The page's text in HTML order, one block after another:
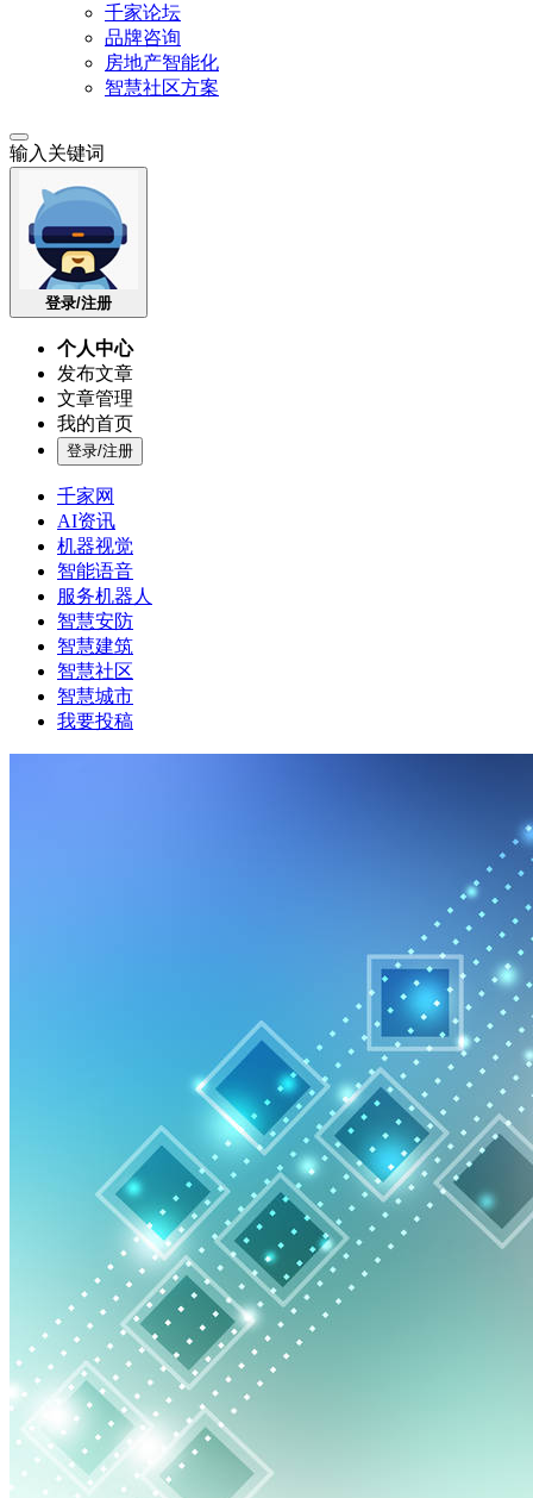
千家论坛
品牌咨询
房地产智能化
智慧社区方案
输入关键词
登录/注册
个人中心
发布文章
文章管理
我的首页
登录/注册
千家网
AI资讯
机器视觉
智能语音
服务机器人
智慧安防
智慧建筑
智慧社区
智慧城市
我要投稿